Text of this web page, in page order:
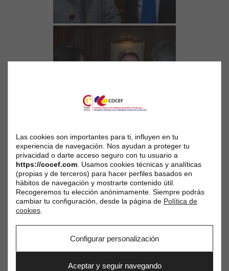
Las cookies son importantes para ti, influyen en tu
experiencia de navegación. Nos ayudan a proteger tu
privacidad o darte acceso seguro con tu usuario a
https://cocef.com. Usamos cookies técnicas y analíticas
(propias y de terceros) para hacer perfiles basados en
hábitos de navegación y mostrarte contenido útil.
Recogeremos tu elección anónimamente. Siempre podrás
cambiar tu configuración, desde la página de Política de
cookies.
Configurar personalización
Aceptar y seguir navegando